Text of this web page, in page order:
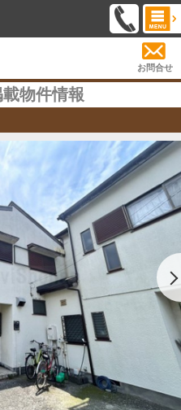
お問合せ
物件情報